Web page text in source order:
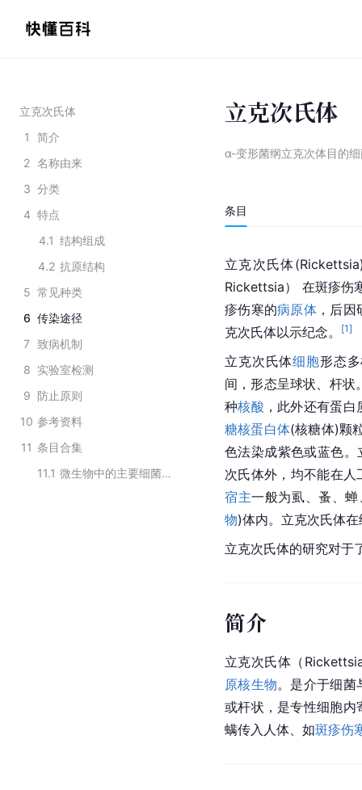
立克次氏体
1
简介
2 名称由来
3 分类
4 特点
4.1 结构组成
4.2 抗原结构
5 常见种类
6 传染途径
7 致病机制
8 实验室检测
9 防止原则
10 参考资料
11 条目合集
11.1
微生物中的主要细菌类群
立克次氏体
α-变形菌纲立克次体目的
条目
立克次氏体
Rickettsia） 在斑疹伤
疹伤寒的病原体 ，后
克次氏体以示纪念。
[1]
立克次氏体细胞形态
间，形态呈球状、杆状
种核酸 ，此外还有蛋白
糖核蛋白体(核糖体)颗
色法染成紫色或蓝色
次氏体外，均不能在人
宿主一般为虱、蚤、
物)体内。立克次氏体
立克次氏体的研究对于
简介
立克次氏体（
原核生物。是介于细菌
或杆状，是专性细胞内
螨传入人体、如斑疹伤